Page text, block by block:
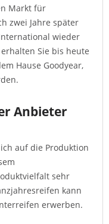
Markt für
zwei Jahre später
wieder
Sie bis heute
Hause Goodyear,
Anbieter
auf die Produktion
sehr
kann
erwerben.